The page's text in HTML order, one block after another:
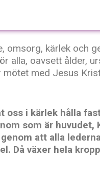
omsorg, kärlek och
alla, oavsett ålder,
mötet med Jesus
oss i kärlek hålla
som är huvudet,
att alla
Då växer hela